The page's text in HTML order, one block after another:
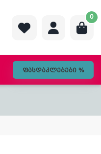
0
ფასდაკლებები %